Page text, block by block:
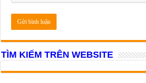
TÌM KIẾM TRÊN WEBSITE